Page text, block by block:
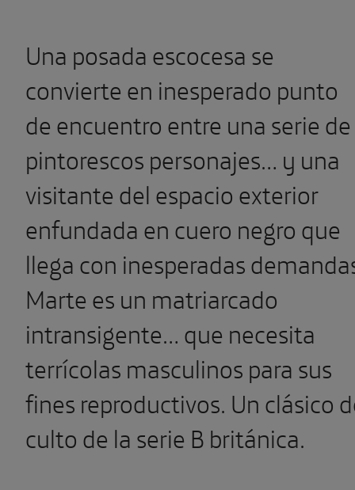
Una posada escocesa se
convierte en inesperado punto
de encuentro entre una serie de
pintorescos personajes… y una
visitante del espacio exterior
enfundada en cuero negro que
llega con inesperadas
Marte es un matriarcado
intransigente… que necesita
terrícolas masculinos para sus
fines reproductivos. Un clásico
culto de la serie B británica.